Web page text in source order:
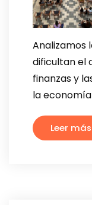
Analizamos
dificultan el
finanzas y
la
Leer más